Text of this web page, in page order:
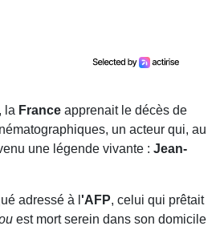
la France apprenait le décès de
un acteur qui, au
une légende vivante : Jean-
adressé à l 'AFP, celui qui prêtait
est mort serein dans son domicile